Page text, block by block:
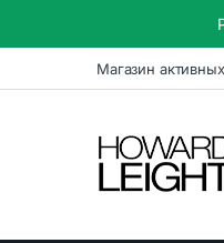
Skip to navigation
Skip to contentМагазин